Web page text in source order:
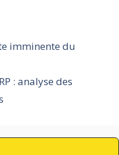
imminente du
: analyse des